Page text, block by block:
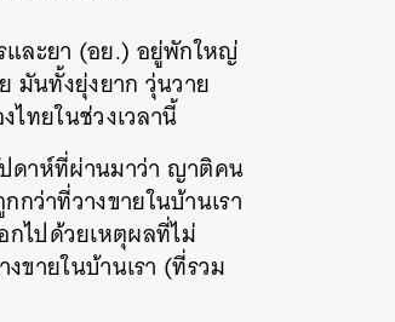
และยา (อย.) อยู่พักใหญ่
มันทั้งยุ่งยาก วุ่นวาย
ทยในช่วงเวลานี้
ดาห์ที่ผ่านมาว่า ญาติคน
ว่าที่วางขายในบ้านเรา
กไปด้วยเหตุผลที่ไม่
ขายในบ้านเรา (ที่รวม